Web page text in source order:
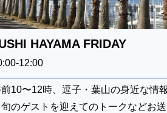
HAYAMA FRIDAY
12:00
10〜12時、逗子・葉山の身近な情
のゲストを迎えてのトークなどお